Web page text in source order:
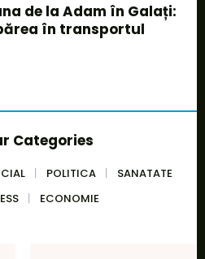
de la Adam în Galați:
în transportul
Categories
POLITICA
SANATATE
ECONOMIE